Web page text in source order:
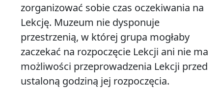
zorganizować sobie czas oczekiwania na
Lekcję. Muzeum nie dysponuje
przestrzenią, w której grupa mogłaby
zaczekać na rozpoczęcie Lekcji ani nie ma
możliwości przeprowadzenia Lekcji przed
ustaloną godziną jej rozpoczęcia.